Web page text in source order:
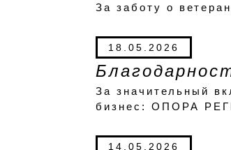
За заботу о
18.05.2026
За значительный
бизнес: ОПОРА
14.05.2026